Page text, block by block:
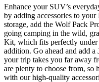
Enhance your SUV’s
by adding accessories to
storage, add the Wolf Pack
going camping in the wild,
Kit, which fits perfectly
addition. Go ahead and add
your trip takes you far away
are plenty to choose from, so
with our high-quality